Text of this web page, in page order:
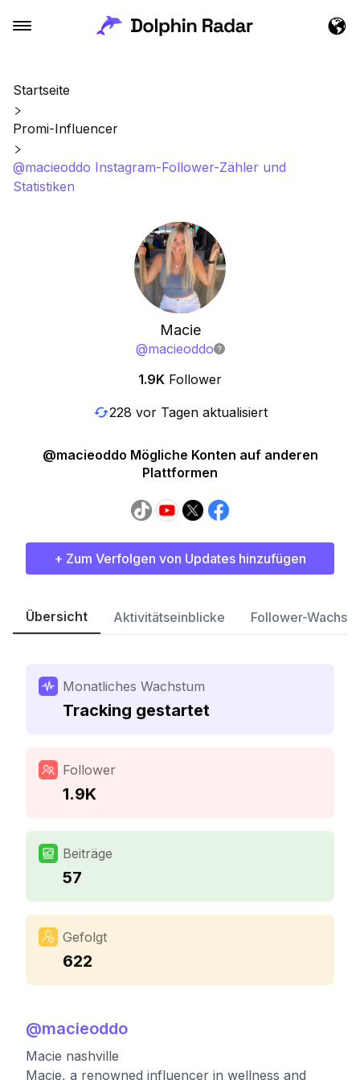
Startseite
Promi-Influencer
@macieoddo Instagram-Follower-Zähler und
Statistiken
Macie
@macieoddo
1.9K Follower
228 vor Tagen aktualisiert
@macieoddo Mögliche Konten auf anderen
Plattformen
+ Zum Verfolgen von Updates hinzufügen
Übersicht Aktivitätseinblicke Follower-
Monatliches Wachstum
Tracking gestartet
Follower
1.9K
Beiträge
57
Gefolgt
622
@macieoddo
Macie nashville
Macie, a renowned influencer in wellness and